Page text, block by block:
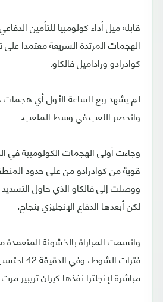
قابله ميل أداء كولومبيا للتأمين
الهجمات المرتدة السريعة معتمدا على
كوادرادو وراداميل فالكاو.
لم يشهد ربع الساعة الأول أي هجمات
وانحصر اللعب في وسط الملعب.
قوية من كوادرادو من على حدود
ووصلت إلى فالكاو الذي حاول
لكن أبعدها الدفاع الإنجليزي بنجاح.
واتسمت المباراة بالخشونة المتعمدة
فترات
مباشرة لإنجلترا نفذها كيران تريبير